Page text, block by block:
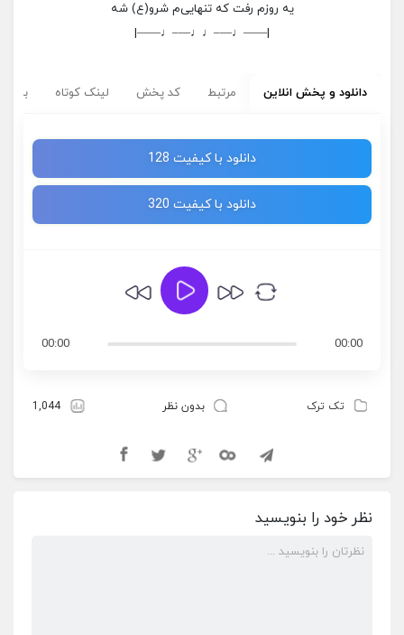
یه روزم رفت که تنهایی‌م شرو(ع) شه
|——♩—–♩♩—–♩——|
دانلود و پخش انلاین مرتبط کد پخش لینک کوتاه
دانلود با کیفیت 128
دانلود با کیفیت 320
00:00
00:00
تک ترک بدون نظر 1,044
نظر خود را بنویسید